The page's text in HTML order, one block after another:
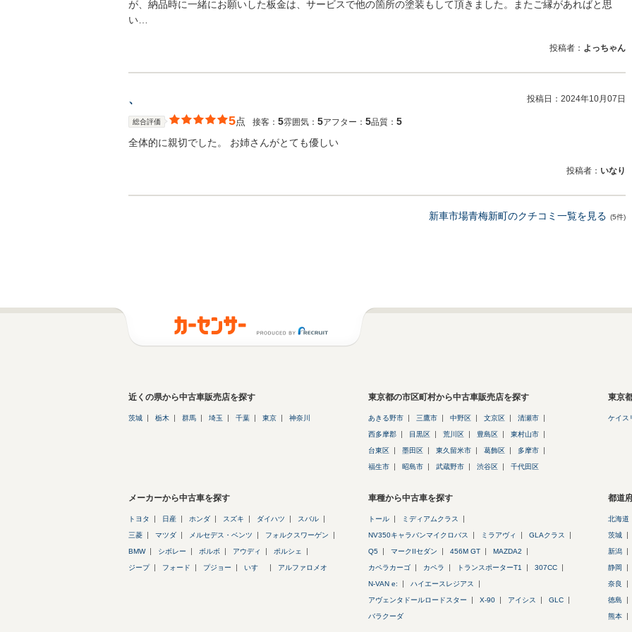
が、納品時に一緒にお願いした板金は、サービスで他の箇所の塗装もして頂きました。またご縁があればと思
い…
投稿者： よっちゃん
、 投稿日： 2024年10月07日
総合評価 5点 接客： 5雰囲気： 5アフター： 5品質： 5
全体的に親切でした。 お姉さんがとても優しい
投稿者： いなり
新車市場青梅新町のクチコミ一覧を見る (5件)
近くの県から中古車販売店を探す
茨城 栃木 群馬 埼玉 千葉 東京 神奈川
東京都の市区町村から中古車販売店を探す
あきる野市 三鷹市 中野区 文京区 清瀬市
西多摩郡 目黒区 荒川区 豊島区 東村山市
台東区 墨田区 東久留米市 葛飾区 多摩市
福生市 昭島市 武蔵野市 渋谷区 千代田区
東京
ケイス
メーカーから中古車を探す
トヨタ 日産 ホンダ スズキ ダイハツ スバル
三菱 マツダ メルセデス・ベンツ フォルクスワーゲン
BMW シボレー ボルボ アウディ ポルシェ
ジープ フォード プジョー いすゞ アルファロメオ
車種から中古車を探す
トール ミディアムクラス
NV350キャラバンマイクロバス ミラアヴィ GLAクラス
Q5 マークIIセダン 456M GT MAZDA2
カペラカーゴ カペラ トランスポーターT1 307CC
N-VAN e: ハイエースレジアス
アヴェンタドールロードスター X-90 アイシス GLC
バラクーダ
都道
北海道
茨城
新潟
静岡
奈良
徳島
熊本